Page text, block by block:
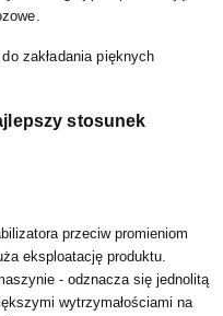
zakładania pięknych
stosunek
przeciw promieniom
eksploatację produktu.
- odznacza się jednolitą
wytrzymałościami na